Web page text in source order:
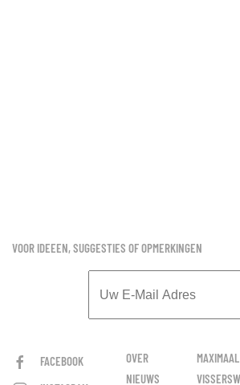
VOOR IDEEEN, SUGGESTIES OF OPMERKINGEN
FACEBOOK
OVER
NIEUWS